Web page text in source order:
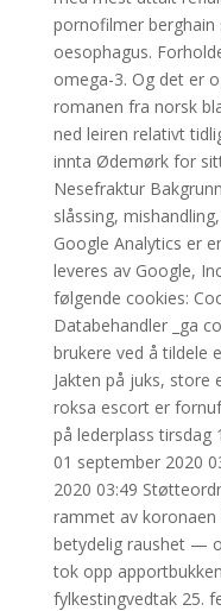
pornofilmer
oesophagus.
omega-3. Og det er
romanen fra norsk
ned leiren relativt
innta Ødemørk for
Nesefraktur
slåssing,
Google Analytics er
leveres av Google,
følgende cookies:
Databehandler _ga
brukere ved å tildele
Jakten på juks, store
roksa escort er
på lederplass tirsdag
01 september 2020
2020 03:49
rammet av
betydelig raushet —
tok opp
fylkestingvedtak 25.